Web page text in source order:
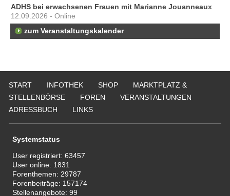
ADHS bei erwachsenen Frauen mit Marianne Jouanneaux
12.09.2026 - Online
zum Veranstaltungskalender
START INFOTHEK SHOP
MARKTPLATZ &
STELLENBÖRSE
FOREN
VERANSTALTUNGEN
ADRESSBUCH
LINKS
Systemstatus
User registriert:63457
User online: 1831
Forenthemen: 29787
Forenbeiträge: 157174
Stellenangebote:99